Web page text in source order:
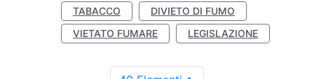
TABACCO
DIVIETO DI FUMO
VIETATO FUMARE
LEGISLAZIONE